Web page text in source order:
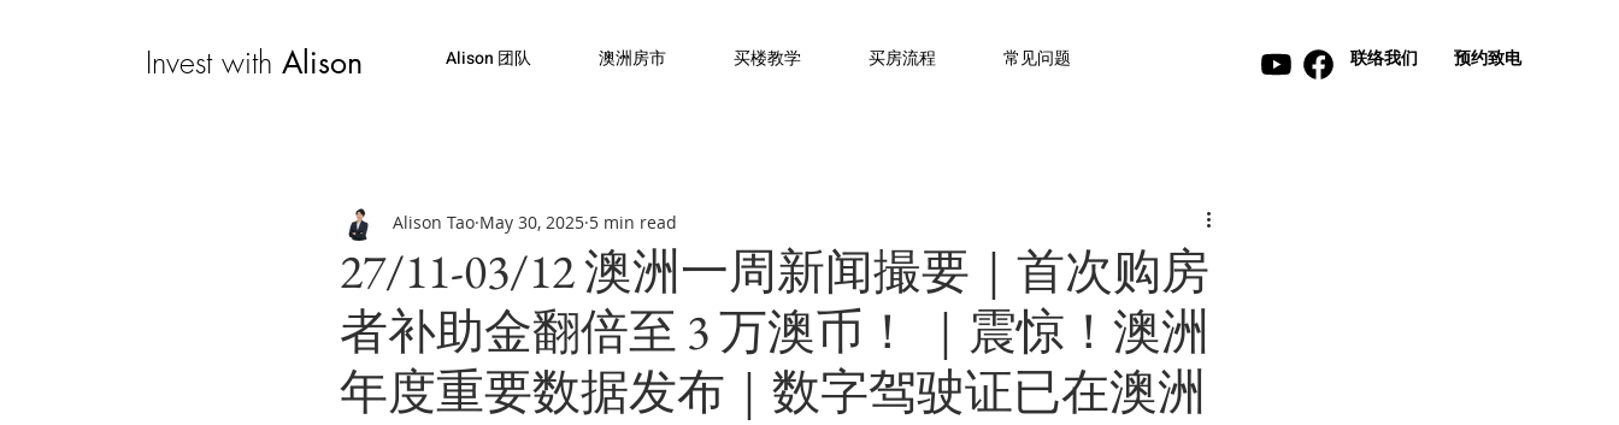
Invest with Alison Alison 团队 澳洲房市 买楼教学 买房流程 常见问题 联络我们 预约致电
27/11-03/12 澳洲一周新闻撮要｜首次购房
者补助金翻倍至 3 万澳币！ ｜震惊！澳洲
年度重要数据发布｜数字驾驶证已在澳洲
Alison Tao May 30, 2025 5 min read